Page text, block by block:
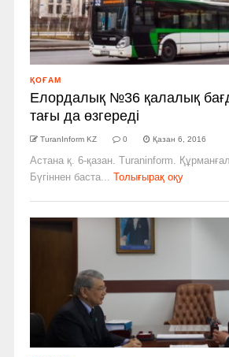
ҚОҒАМ
Елордалық №36 қалалық
тағы да өзгереді
TuranInform KZ 0 Қазан 6, 2016
Астана қ. 6-қазан. Turaninform.
Бүгіннен баста...
Толығырақ оқу